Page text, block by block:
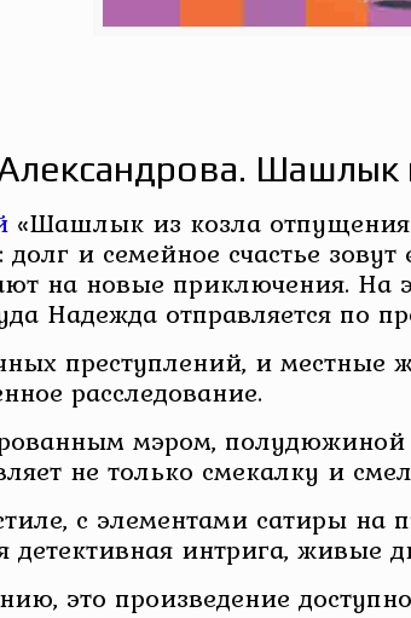
Шашлык
«Шашлык из козла
и семейное счастье
на новые приключения. На
Надежда отправляется по
преступлений, и
расследование.
мэром,
не только смекалку и
с элементами сатиры
детективная интрига, живые
это произведение